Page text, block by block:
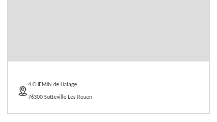
4 CHEMIN de Halage
76300 Sotteville Les Rouen